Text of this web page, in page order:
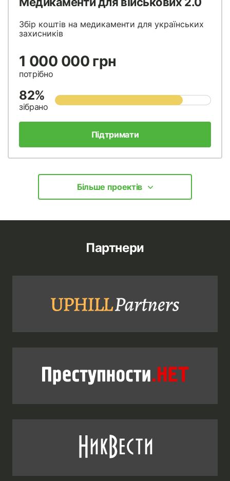
Збір коштів на медикаменти для українських
захисників
1 000 000 грн
потрібно
82%
зібрано
Підтримати
Більше проектів
Партнери